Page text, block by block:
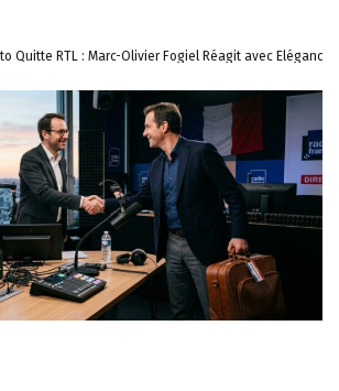
Quitte RTL : Marc-Olivier Fogiel Réagit avec Élégance